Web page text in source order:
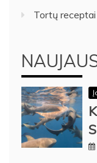
Tortų receptai